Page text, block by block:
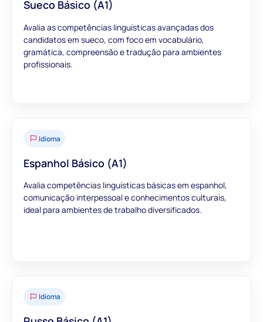
Sueco Básico (A1)
Avalia as competências linguísticas avançadas dos
candidatos em sueco, com foco em vocabulário,
gramática, compreensão e tradução para ambientes
profissionais.
Idioma
Espanhol Básico (A1)
Avalia competências linguísticas básicas em espanhol,
comunicação interpessoal e conhecimentos culturais,
ideal para ambientes de trabalho diversificados.
Idioma